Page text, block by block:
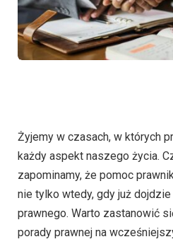
Żyjemy w czasach, w których
każdy aspekt naszego życia.
zapominamy, że pomoc
nie tylko wtedy, gdy już
prawnego. Warto zastanowić
porady prawnej na